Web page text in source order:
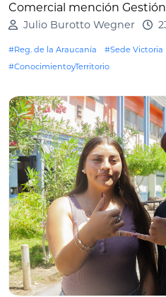
Comercial mención
Julio Burotto Wegner
#Reg. de la Araucanía #Sede Victoria
#ConocimientoyTerritorio